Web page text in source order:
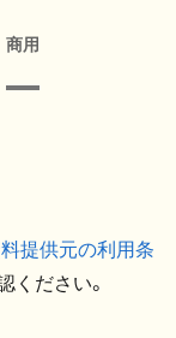
商用
提供元の利用条
ください。